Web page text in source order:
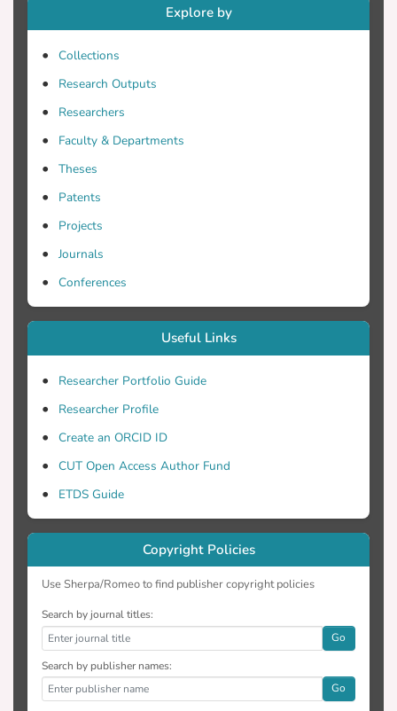
Γνωσιακή Διεργασία, αφορά σε μια
John Dewey προσέγγισε στις αρχές του
20ού αιώνα, με την οποία το άτομο
πρακτική του και βελτιώνεται. Με την
αποτελεσματικότητας της
εφαρμοζόμενης πράξης, την εκτίμηση
των αποτελεσμάτων κατά τη λύση του
προβλήματος, τον έλεγχο της
της στρατηγικής που ακολουθήθηκε.
Συμπεράσματα: Ο νοσηλευτής μπορεί
να αναθεωρήσει πεποιθήσεις, στάσεις
αυτή τη διαδικασία ενδυναμωμένος και
βελτιωμένος τόσο ως άτομο, όσο και
ως επαγγελματίας.
Explore by
Collections
Research Outputs
Researchers
Faculty & Departments
Theses
Patents
Projects
Journals
Conferences
Useful Links
Researcher Portfolio Guide
Researcher Profile
Create an ORCID ID
CUT Open Access Author Fund
ETDS Guide
Copyright Policies
Use Sherpa/Romeo to find publisher copyright policies
Search by journal titles:
Go
Search by publisher names:
Go